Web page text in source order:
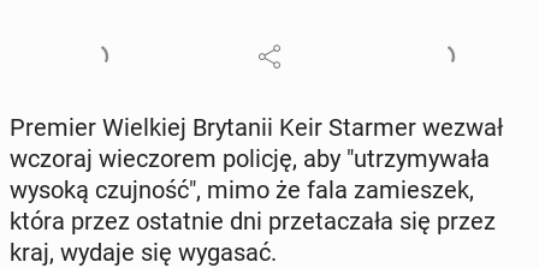
Premier Wiel­kiej Bry­ta­nii Keir Starmer wezwał
wczoraj wie­czo­rem policję, aby "utrzy­my­wa­ła
wysoką czuj­ność", mimo że fala za­mie­szek,
która przez ostat­nie dni prze­ta­cza­ła się przez
kraj, wydaje się wygasać.